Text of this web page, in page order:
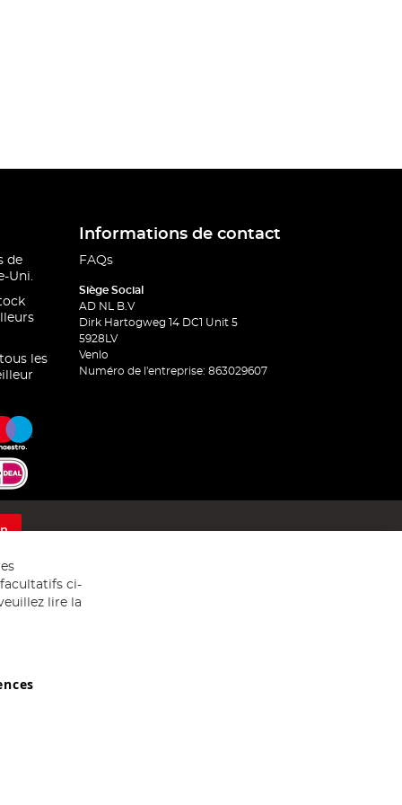
de
Uni.
les
Informations de contact
FAQs
Siège Social
AD NL B.V
Dirk Hartogweg 14 DC1 Unit 5
5928LV
Venlo
Numéro de l'entreprise: 863029607
facultatifs ci-
lire la